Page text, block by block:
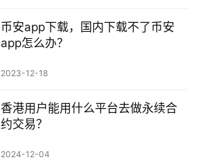
币安app下载，国内下载不了币安
app怎么办？
2023-12-18
香港用户能用什么平台去做永续合
约交易？
2024-12-04